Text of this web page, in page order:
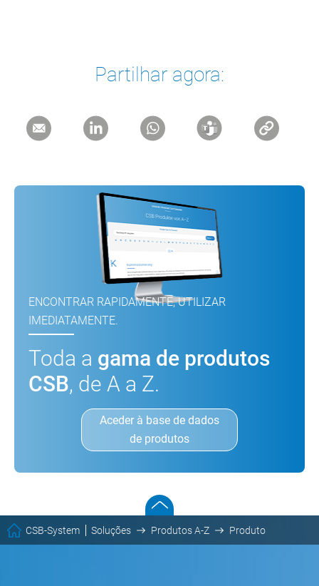
Partilhar agora:
ENCONTRAR RAPIDAMENTE, UTILIZAR
IMEDIATAMENTE.
Toda a gama de produtos
CSB, de A a Z.
Aceder à base de dados
de produtos
CSB-System Soluções Produtos A-Z Produto